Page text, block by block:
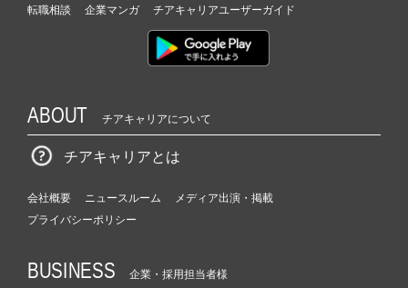
転職相談
企業マンガ チアキャリアユーザーガイド
ABOUT チアキャリアについて
チアキャリアとは
会社概要 ニュースルーム
メディア出演・掲載
プライバシーポリシー
BUSINESS 企業・採用担当者様